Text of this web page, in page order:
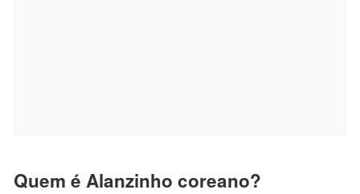
Quem é Alanzinho coreano?